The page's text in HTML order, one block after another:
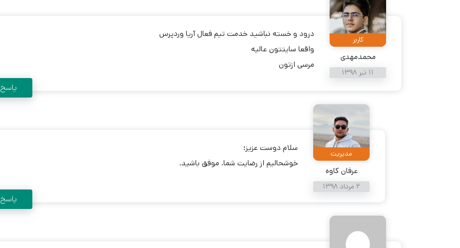
کاربر
محمدمهدی
11 تیر 1398
درود و خسته نباشید خدمت تیم فعال آریا وردپرس
واقعا سایتتون عالیه
مرسی ازتون
پاسخ
مدیریت
عرفان کاوه
2 مرداد 1398
سلام دوست عزیز؛
خوشحالیم از رضایت شما. موفق باشید.
پاسخ